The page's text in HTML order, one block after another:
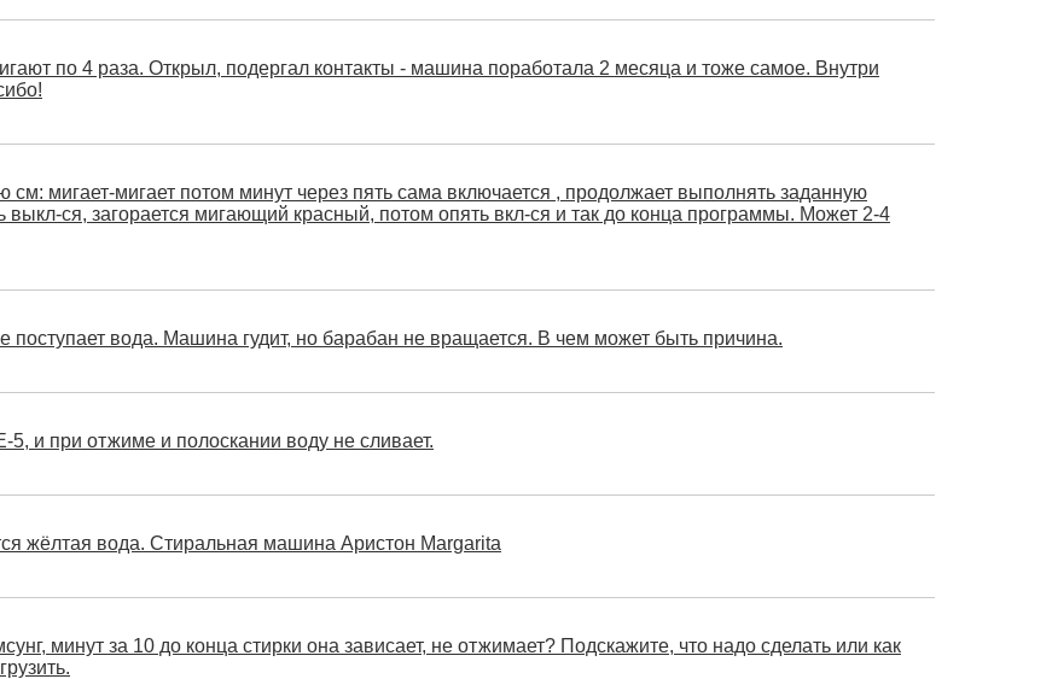
по 4 раза. Открыл, подергал контакты - машина поработала 2 месяца и тоже самое. Внутри
мигает-мигает потом минут через пять сама включается , продолжает выполнять заданную
ся, загорается мигающий красный, потом опять вкл-ся и так до конца программы. Может 2-4
вода. Машина гудит, но барабан не вращается. В чем может быть причина.
и при отжиме и полоскании воду не сливает.
жёлтая вода. Стиральная машина Аристон Margarita
минут за 10 до конца стирки она зависает, не отжимает? Подскажите, что надо сделать или как